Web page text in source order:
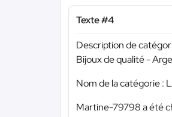
Texte #4
Description de
Bijoux de qualité -
Nom de la catégorie :
Martine-79798 a été